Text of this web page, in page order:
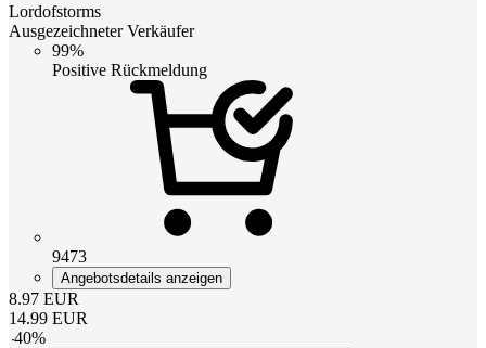
Lordofstorms
Ausgezeichneter Verkäufer
99%
Positive Rückmeldung
9473
Angebotsdetails anzeigen
8.97 EUR
14.99 EUR
-40%